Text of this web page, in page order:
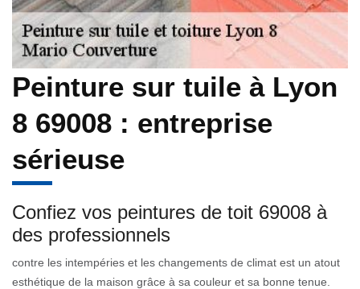
Peinture sur tuile à Lyon
8 69008 : entreprise
sérieuse
Confiez vos peintures de toit 69008 à
des professionnels
contre les intempéries et les changements de climat est un atout
esthétique de la maison grâce à sa couleur et sa bonne tenue.